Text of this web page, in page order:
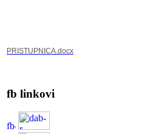
PRISTUPNICA.docx
fb linkovi